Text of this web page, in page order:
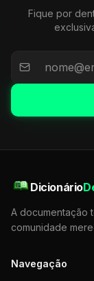
Fique por
Dicionário
A documentação
comunidade
Navegação